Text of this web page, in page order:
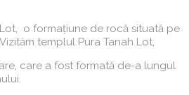
o formațiune de rocă situată pe
templul Pura Tanah Lot,
care a fost formată de-a lungul